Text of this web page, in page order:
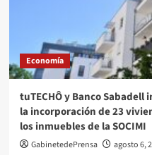
Economía
tuTECHÔ y Banco
la incorporación de 23
los inmuebles de la SOCIMI
GabinetedePrensa agosto 6,